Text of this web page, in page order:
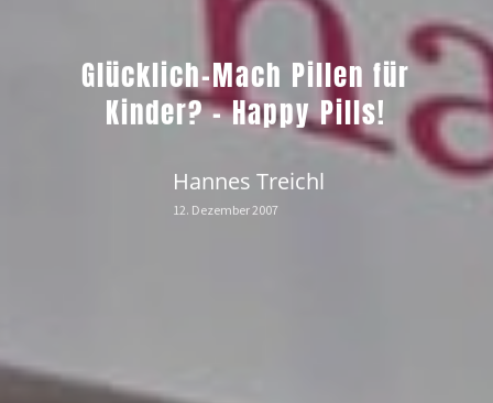
Glücklich-Mach Pillen für
Kinder? – Happy Pills!
Hannes Treichl
12. Dezember 2007